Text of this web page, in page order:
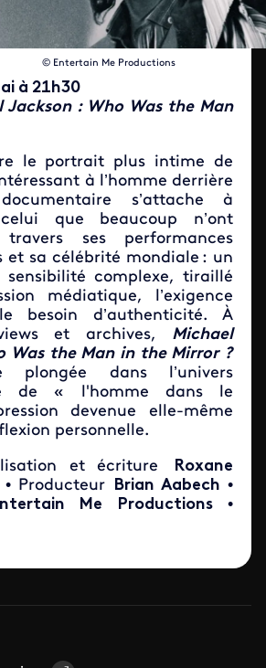
© Entertain Me Productions
à 21h30
Jackson : Who Was the Man
le portrait plus intime de
à l’homme derrière
s’attache à
que beaucoup n’ont
ses performances
et sa célébrité mondiale : un
sensibilité complexe, tiraillé
médiatique, l’exigence
besoin d’authenticité. À
et archives, Michael
Was the Man in the Mirror ?
plongée dans l’univers
de « l'homme dans le
devenue elle-même
personnelle.
et écriture
Roxane
• Producteur Brian Aabech •
Me Productions•